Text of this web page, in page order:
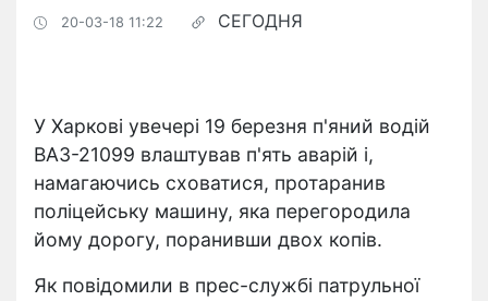
20-03-18 11:22 СЕГОДНЯ
У Харкові увечері 19 березня п'яний водій
ВАЗ-21099 влаштував п'ять аварій і,
намагаючись сховатися, протаранив
поліцейську машину, яка перегородила
йому дорогу, поранивши двох копів.
Як повідомили в прес-службі патрульної